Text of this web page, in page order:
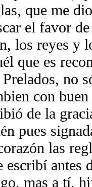
que me
el favor
los reyes y
que es
no
con
de la
pues
las
escribí antes
mas a tí,